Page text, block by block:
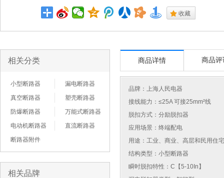
. 收藏
相关分类
小型断路器
漏电断路器
真空断路器
塑壳断路器
防爆断路器
万能式断路器
电动机断路器
直流断路器
断路器附件
相关品牌
商品详情 商品评
品牌： 上海人民电器
接线能力：≤25A 可接25mm²线
脱扣方式：分励脱扣器
应用场景：终端配电
用途：工业、商业、高层和民用住
结构类型：小型断路器
瞬时脱扣特性：C【5-10In】